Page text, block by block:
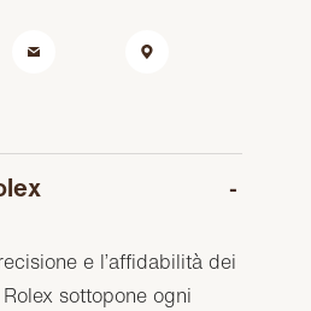
e l’affidabilità dei
sottopone ogni